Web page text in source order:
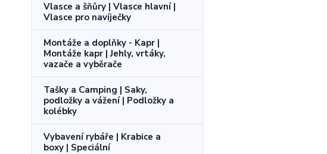
Vlasce a šňůry | Vlasce hlavní |
Vlasce pro navíječky
Montáže a doplňky - Kapr |
Montáže kapr | Jehly, vrtáky,
vazače a vyběrače
Tašky a Camping | Saky,
podložky a vážení | Podložky a
kolébky
Vybavení rybáře | Krabice a
boxy | Speciální